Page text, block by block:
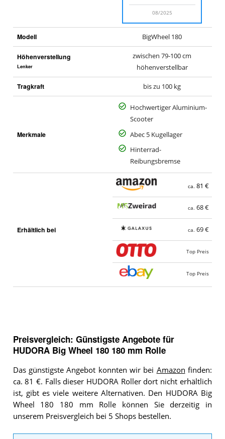
08/2025
Modell BigWheel 180
Höhenverstellung
Lenker
zwischen 79-100 cm
höhenverstellbar
Tragkraft bis zu 100 kg
Merkmale
Hochwertiger Aluminium-
Scooter
Abec 5 Kugellager
Hinterrad-
Reibungsbremse
Erhältlich bei
ca. 81 €
ca. 68 €
ca. 69 €
Top Preis
Top Preis
Preisvergleich: Günstigste Angebote für
HUDORA Big Wheel 180 180 mm Rolle
Das günstigste Angebot konnten wir bei Amazon finden:
ca. 81 €. Falls dieser HUDORA Roller dort nicht erhältlich
ist, gibt es viele weitere Alternativen. Den HUDORA Big
Wheel 180 180 mm Rolle können Sie derzeitig in
unserem Preisvergleich bei 5 Shops bestellen.